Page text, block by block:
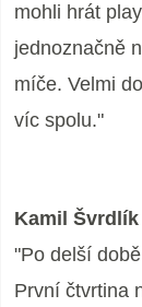
mohli hrát
jednoznačně
míče. Velmi
víc spolu."
Kamil
"Po delší
První čtvrtina